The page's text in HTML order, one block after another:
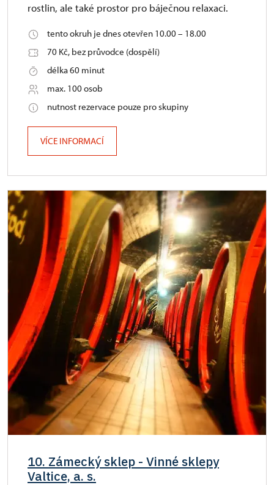
rostlin, ale také prostor pro báječnou relaxaci.
tento okruh je dnes otevřen 10.00 – 18.00
70 Kč, bez průvodce (dospělí)
délka 60 minut
max. 100 osob
nutnost rezervace pouze pro skupiny
VÍCE INFORMACÍ
10. Zámecký sklep - Vinné sklepy
Valtice, a. s.